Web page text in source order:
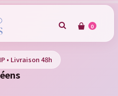
0
• Livraison 48h
save products in your wish